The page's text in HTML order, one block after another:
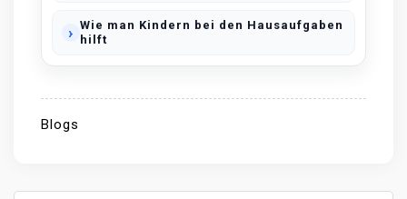
Wie man Kindern bei den Hausaufgaben
hilft
Blogs